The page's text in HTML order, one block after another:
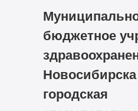
бюджетное
Новосибирска
городская